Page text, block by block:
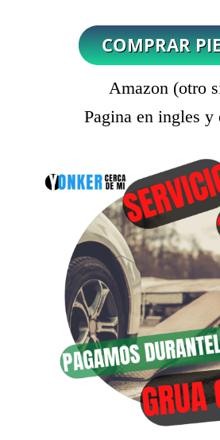
Amazon (otro
Pagina en ingles y